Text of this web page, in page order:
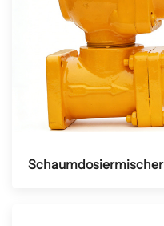
Schaumdosiermischer